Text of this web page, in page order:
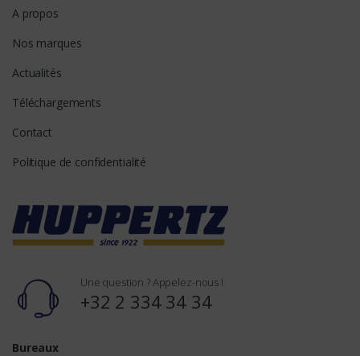
A propos
Nos marques
Actualités
Téléchargements
Contact
Politique de confidentialité
Une question ? Appelez-nous !
+32 2 334 34 34
Bureaux